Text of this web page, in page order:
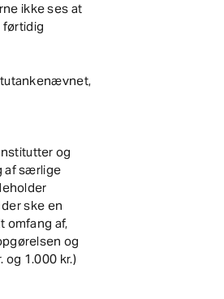
ikke ses at
førtidig
og
af særlige
ske en
omfang af,
og
og 1.000 kr.)